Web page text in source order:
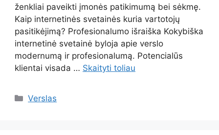
ženkliai paveikti įmonės patikimumą bei sėkmę.
Kaip internetinės svetainės kuria vartotojų
pasitikėjimą? Profesionalumo išraiška Kokybiška
internetinė svetainė byloja apie verslo
modernumą ir profesionalumą. Potencialūs
klientai visada … Skaityti toliau
Kategorijos
Verslas